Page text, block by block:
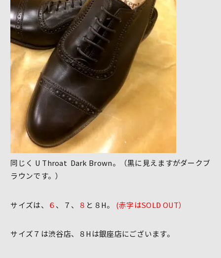
同じく U Throat Dark Brown。（黒に見えますがダークブ
ラウンです。）
サイズは、 ６、７、 ８ と８H。 (赤字はSOLD OUT）
サイズ７は渋谷店、８Hは銀座店にございます。